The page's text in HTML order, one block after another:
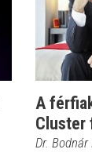
A
Cluster
Dr. Bodnár